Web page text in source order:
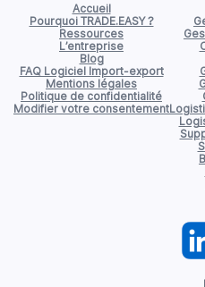
Accueil
Pourquoi TRADE.EASY ?
Ressources
L’entreprise
Blog
FAQ Logiciel Import-export
Mentions légales
Politique de confidentialité
Modifier votre consentement